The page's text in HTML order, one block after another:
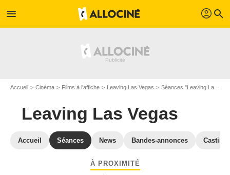
menu profil search
Accueil Cinéma Films à l'affiche Leaving Las Vegas Séances "Leaving Las Vegas" Seine-et-Marne
Leaving Las Vegas
Accueil Séances News Bandes-annonces Casting
À PROXIMITÉ